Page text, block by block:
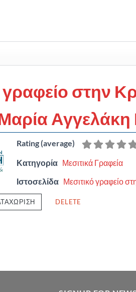
γραφείο στην
Αγγελάκη
Rating (average)
Κατηγορία Μεσιτικά Γραφεία
Ιστοσελίδα Μεσιτικό γραφείο
DELETE